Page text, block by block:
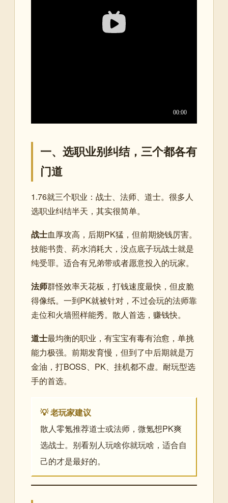
一、选职业别纠结，三个都各有
门道
1.76就三个职业：战士、法师、道士。很多人
选职业纠结半天，其实很简单。
战士血厚攻高，后期PK猛，但前期烧钱厉害。
技能书贵、药水消耗大，没点底子玩战士就是
纯受罪。适合有兄弟带或者愿意投入的玩家。
法师群怪效率天花板，打钱速度最快，但皮脆
得像纸。一到PK就被针对，不过会玩的法师靠
走位和火墙照样能秀。散人首选，赚钱快。
道士最均衡的职业，有宝宝有毒有治愈，单挑
能力极强。前期发育慢，但到了中后期就是万
金油，打BOSS、PK、挂机都不虚。耐玩型选
手的首选。
💡 老玩家建议
散人零氪推荐道士或法师，微氪想PK爽
选战士。别看别人玩啥你就玩啥，适合自
己的才是最好的。